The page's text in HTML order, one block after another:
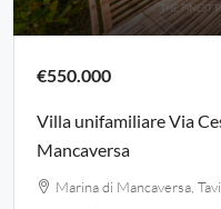
€550.000
Villa unifamiliare Via
Mancaversa
Marina di Mancaversa,